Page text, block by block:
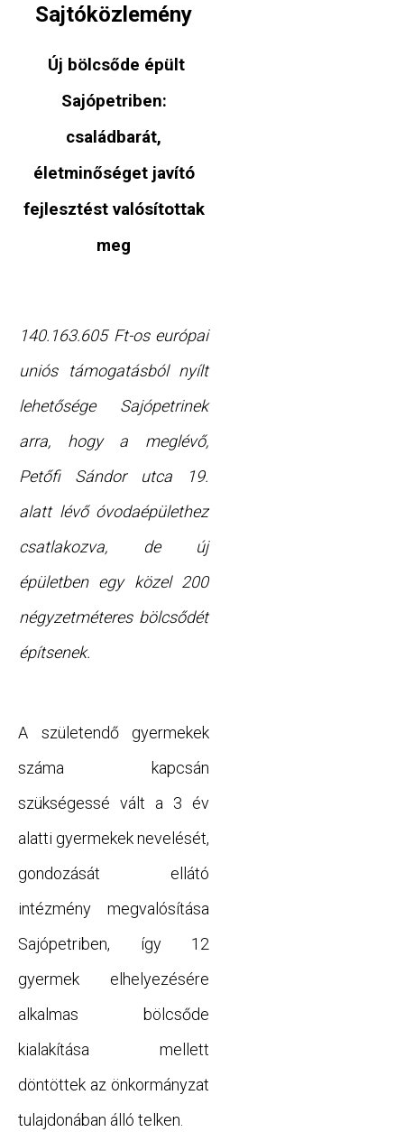
Sajtóközlemény
Új bölcsőde épült
Sajópetriben:
családbarát,
életminőséget javító
fejlesztést valósítottak
meg
140.163.605 Ft-os európai
uniós támogatásból nyílt
lehetősége Sajópetrinek
arra, hogy a meglévő,
Petőfi Sándor utca 19.
alatt lévő óvodaépülethez
csatlakozva, de új
épületben egy közel 200
négyzetméteres bölcsődét
építsenek.
A születendő gyermekek
száma kapcsán
szükségessé vált a 3 év
alatti gyermekek nevelését,
gondozását ellátó
intézmény megvalósítása
Sajópetriben, így 12
gyermek elhelyezésére
alkalmas bölcsőde
kialakítása mellett
döntöttek az önkormányzat
tulajdonában álló telken.